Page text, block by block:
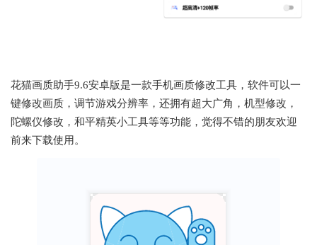
花猫画质助手9.6安卓版是一款手机画质修改工具，软件可以一
键修改画质，调节游戏分辨率，还拥有超大广角，机型修改，
陀螺仪修改，和平精英小工具等等功能，觉得不错的朋友欢迎
前来下载使用。